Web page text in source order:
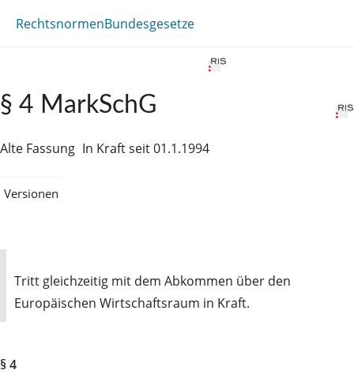
RechtsnormenBundesgesetze
§ 4 MarkSchG
Alte Fassung In Kraft seit 01.1.1994
Versionen
Tritt gleichzeitig mit dem Abkommen über den
Europäischen Wirtschaftsraum in Kraft.
§ 4